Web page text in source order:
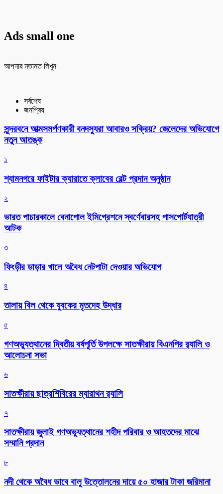
Ads small one
আপনার মতামত লিখুন
সর্বশেষ
জনপ্রিয়
সুন্দরবনে আত্মসমর্পণকারী বনদস্যুরা আবারও সক্রিয়? জেলেদের অভিযোগে
নতুন আতঙ্ক
১
শ্যামনগরে ফাইটার ক্যারাতে ক্লাবের বেল্ট প্রদান অনুষ্ঠান
২
ভারত পাচারকালে বেনাপোল ইমিগ্রেশনে স্বর্ণেবারসহ পাসপোর্টযাত্রী
আটক
৩
ফিংড়ীর ডাড়ার খালে অবৈধ নেটপাটা দেওয়ার অভিযোগ
৪
তালায় বিল থেকে যুবকের মৃতদেহ উদ্ধার
৫
গণঅভ্যুত্থানের দ্বিতীয় বর্ষপূর্তি উপলক্ষে সাতক্ষীরায় বিএনপির র‌্যালি ও
আলোচনা সভা
৬
সাতক্ষীরায় ছাত্রশিবিরের ম্যারাথন র‌্যালি
৭
সাতক্ষীরায় জুলাই গণঅভ্যুত্থানের শহীদ পরিবার ও আহতদের মাঝে
সম্মানি প্রদান
৮
নদী থেকে অবৈধ ভাবে বালু উত্তোলনের দায়ে ৫০ হাজার টাকা জরিমানা